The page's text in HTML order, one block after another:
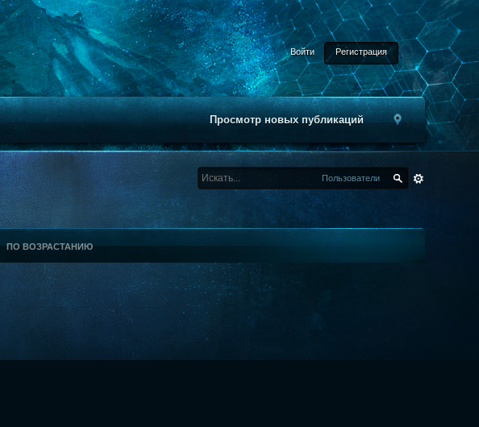
Войти Регистрация
Просмотр новых публикаций
Пользователи
ПО ВОЗРАСТАНИЮ